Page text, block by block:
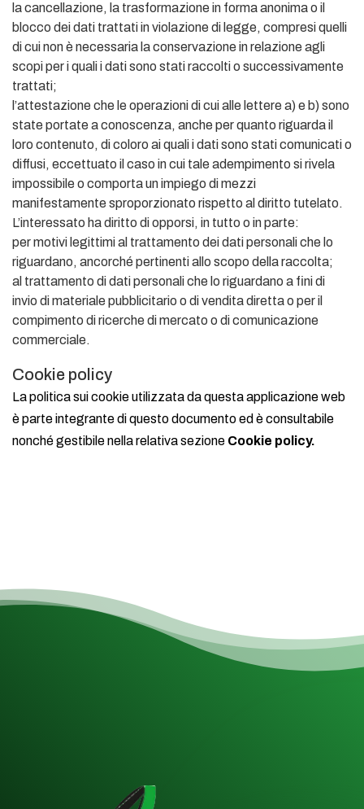
la cancellazione, la trasformazione in forma anonima o il
blocco dei dati trattati in violazione di legge, compresi quelli
di cui non è necessaria la conservazione in relazione agli
scopi per i quali i dati sono stati raccolti o successivamente
trattati;
l’attestazione che le operazioni di cui alle lettere a) e b) sono
state portate a conoscenza, anche per quanto riguarda il
loro contenuto, di coloro ai quali i dati sono stati comunicati o
diffusi, eccettuato il caso in cui tale adempimento si rivela
impossibile o comporta un impiego di mezzi
manifestamente sproporzionato rispetto al diritto tutelato.
L’interessato ha diritto di opporsi, in tutto o in parte:
per motivi legittimi al trattamento dei dati personali che lo
riguardano, ancorché pertinenti allo scopo della raccolta;
al trattamento di dati personali che lo riguardano a fini di
invio di materiale pubblicitario o di vendita diretta o per il
compimento di ricerche di mercato o di comunicazione
commerciale.
Cookie policy
La politica sui cookie utilizzata da questa applicazione web
è parte integrante di questo documento ed è consultabile
nonché gestibile nella relativa sezione Cookie policy.